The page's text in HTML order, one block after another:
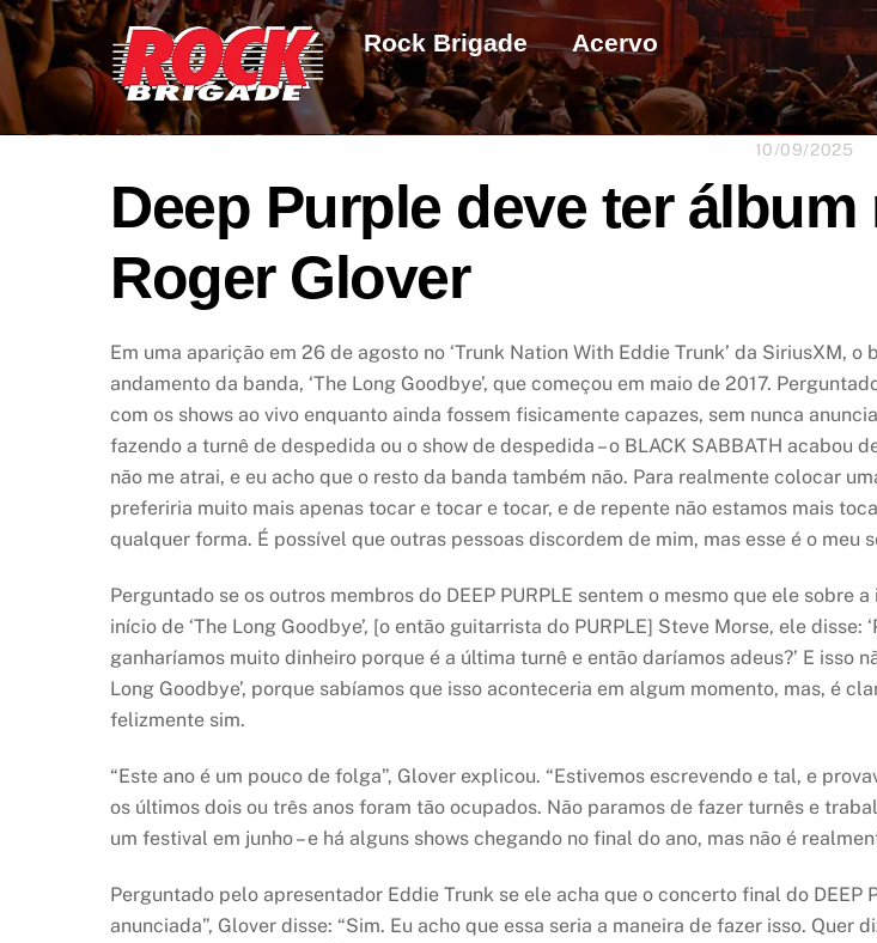
Skip
to
content
Rock Brigade Acervo
10/09/2025
Deep Purple deve ter
Roger Glover
Em uma aparição em 26 de agosto no ‘Trunk Nation With Eddie Trunk’ da SiriusXM,
andamento da banda, ‘The Long Goodbye’, que começou em maio de 2017.
com os shows ao vivo enquanto ainda fossem fisicamente capazes, sem nunca
fazendo a turnê de despedida ou o show de despedida – o BLACK SABBATH acabou
não me atrai, e eu acho que o resto da banda também não. Para realmente colocar
preferiria muito mais apenas tocar e tocar e tocar, e de repente não estamos mais
qualquer forma. É possível que outras pessoas discordem de mim, mas esse é o meu
Perguntado se os outros membros do DEEP PURPLE sentem o mesmo que ele sobre
início de ‘The Long Goodbye’, [o então guitarrista do PURPLE] Steve Morse, ele
ganharíamos muito dinheiro porque é a última turnê e então daríamos adeus?’ E isso
Long Goodbye’, porque sabíamos que isso aconteceria em algum momento, mas, é
felizmente sim.
“Este ano é um pouco de folga”, Glover explicou. “Estivemos escrevendo e tal, e
os últimos dois ou três anos foram tão ocupados. Não paramos de fazer turnês e
um festival em junho – e há alguns shows chegando no final do ano, mas não é
Perguntado pelo apresentador Eddie Trunk se ele acha que o concerto final do DEEP
anunciada”, Glover disse: “Sim. Eu acho que essa seria a maneira de fazer isso.